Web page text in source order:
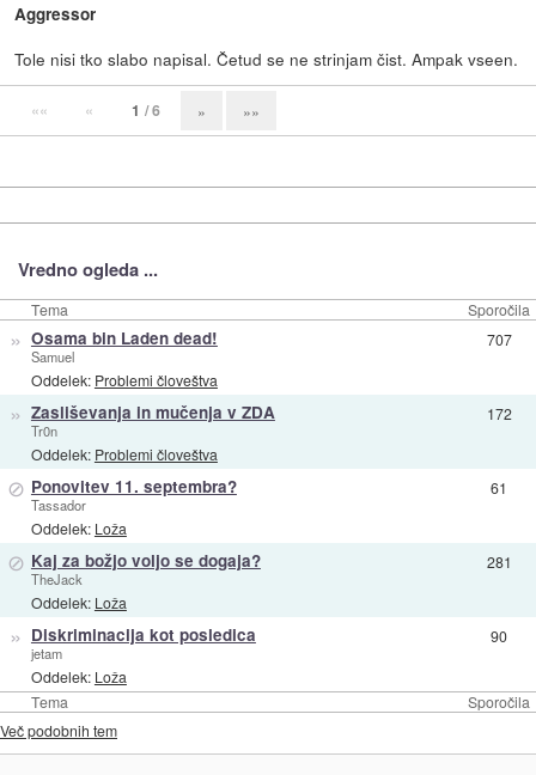
Aggressor
Tole nisi tko slabo napisal. Četud se ne strinjam čist. Ampak vseen.
«« « 1 / 6 » »»
Vredno ogleda ...
Tema Sporočila
Tema Sporočila
» Osama bin Laden dead!
Samuel
Oddelek: Problemi človeštva
707
» Zasliševanja in mučenja v ZDA
Tr0n
Oddelek: Problemi človeštva
172
⊘ Ponovitev 11. septembra?
Tassador
Oddelek: Loža
61
⊘ Kaj za božjo voljo se dogaja?
TheJack
Oddelek: Loža
281
» Diskriminacija kot posledica
jetam
Oddelek: Loža
90
Več podobnih tem